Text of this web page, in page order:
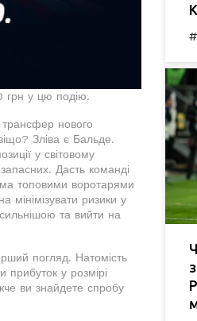
грн у цю подію.
нового
Зліва є Бальде.
у світовому
Дасть команді
топовими воротарями
ризики у
та вийти на
погляд. Натомість
у розмірі
ви знайдете спробу
#